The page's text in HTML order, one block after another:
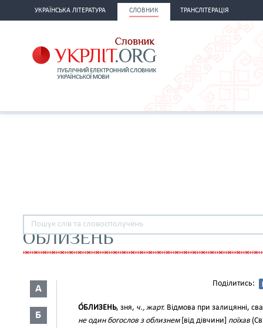
УКРАЇНСЬКА ЛІТЕРАТУРА СЛОВНИК ТРАНСЛІТЕРАЦІЯ
ОБЛИЗЕНЬ
А
Б
Поділитись:
О́БЛИЗЕНЬ, зня, ч., жарт. Відмова при залицянні,
не один богослов з облизнем[від дівчини] поїхав